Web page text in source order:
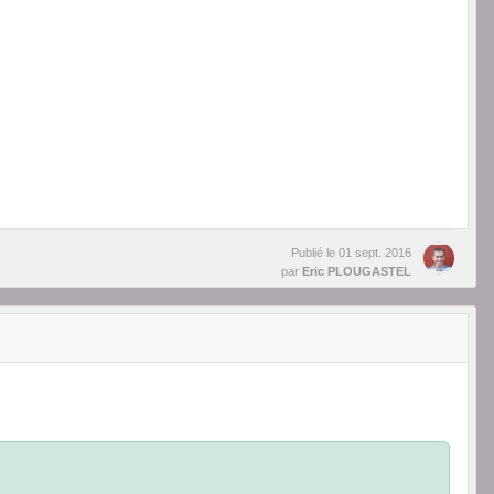
Publié le 01 sept. 2016
par Eric PLOUGASTEL